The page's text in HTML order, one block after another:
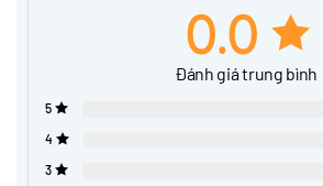
0.0
Đánh giá trung bình
5
4
3